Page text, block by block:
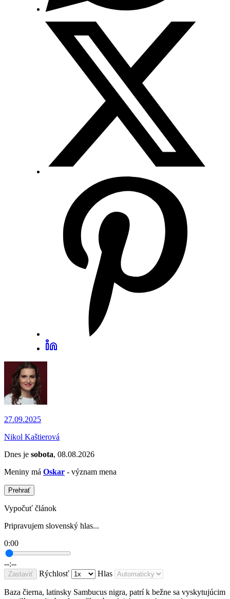
27.09.2025
Nikol Kaštierová
Dnes je sobota, 08.08.2026
Meniny má Oskar - význam mena
Prehrať
Vypočuť článok
Pripravujem slovenský hlas...
0:00
--:--
Zastaviť Rýchlosť Hlas
Baza čierna, latinsky Sambucus nigra, patrí k bežne sa vyskytujúcim